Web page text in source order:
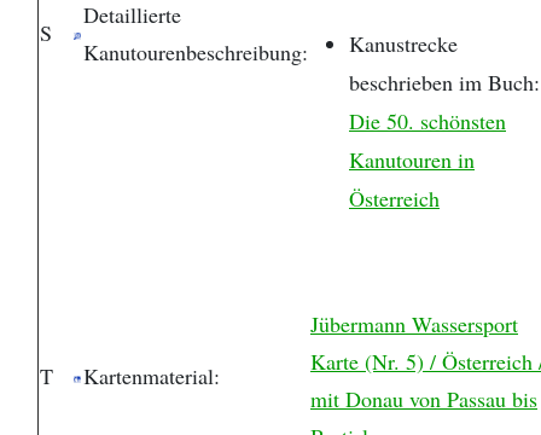
S
Detaillierte
Kanutourenbeschreibung:
Kanustrecke
beschrieben im Buch:
Die 50. schönsten
Kanutouren in
Österreich
T Kartenmaterial:
Jübermann Wassersport
Karte (Nr. 5) / Österreich
mit Donau von Passau bis